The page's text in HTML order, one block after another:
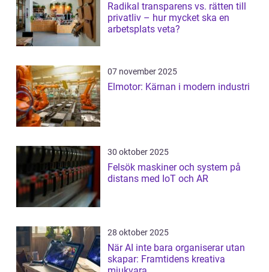
Radikal transparens vs. rätten till
privatliv – hur mycket ska en
arbetsplats veta?
07 november 2025
Elmotor: Kärnan i modern industri
30 oktober 2025
Felsök maskiner och system på
distans med IoT och AR
28 oktober 2025
När AI inte bara organiserar utan
skapar: Framtidens kreativa